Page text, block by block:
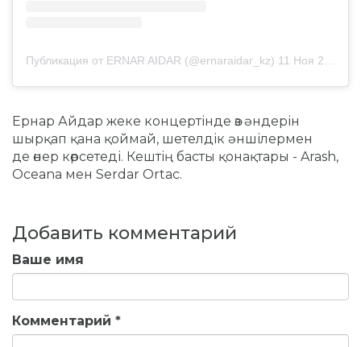
Публикация от ERNAR AIDAR (@ernaraidar_kz) 11 Ноя 2019 в 4:58 PST
Ернар Айдар жеке концертінде өз әндерін
шырқап қана қоймай, шетелдік әншілермен
де өнер көрсетеді. Кештің басты қонақтары - Arash,
Oceana мен Serdar Ortac.
Добавить комментарий
Ваше имя
Комментарий *